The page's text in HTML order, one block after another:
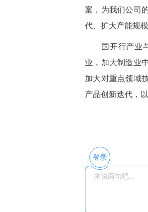
案，为我们公司
代、扩大产能规
国开行产业与
业，加大制造业
加大对重点领域
产品创新迭代，
登录